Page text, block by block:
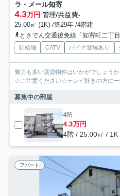
ラ・メール知寄
4.3万円 管理/共益費-
25.00㎡ (1K) /築29年 /4階建
とさでん交通後免線「知寄町二丁
駐輪場 CATV バイク置場あり
魅力も多い賃貸物件はいかがでしょう
☆ご注意ください☆テレビ好きの方に一
募集中の部屋
4階
4.3万円
4階 / 25.00㎡ / 1K
アパート